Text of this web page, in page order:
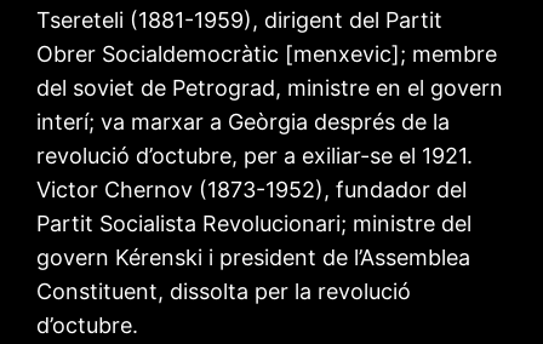
Tsereteli (1881-1959), dirigent del Partit
Obrer Socialdemocràtic [menxevic]; membre
del soviet de Petrograd, ministre en el govern
interí; va marxar a Geòrgia després de la
revolució d’octubre, per a exiliar-se el 1921.
Victor Chernov (1873-1952), fundador del
Partit Socialista Revolucionari; ministre del
govern Kérenski i president de l’Assemblea
Constituent, dissolta per la revolució
d’octubre.